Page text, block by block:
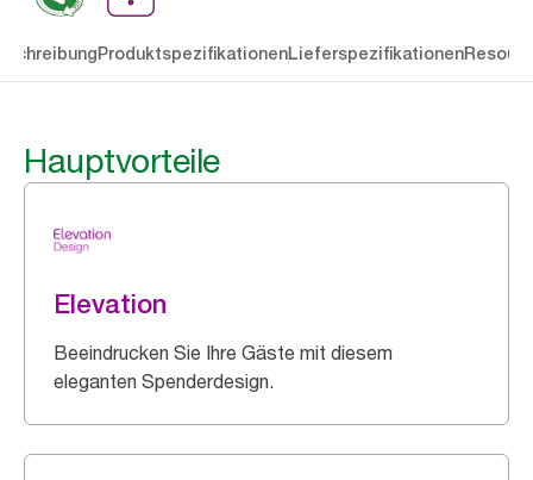
ProduktspezifikationenLieferspezifikationen
Hauptvorteile
Elevation
Beeindrucken Sie Ihre Gäste mit diesem
eleganten Spenderdesign.